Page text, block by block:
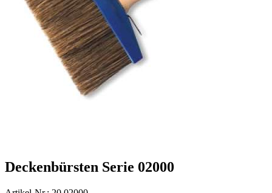
Deckenbürsten Serie 02000